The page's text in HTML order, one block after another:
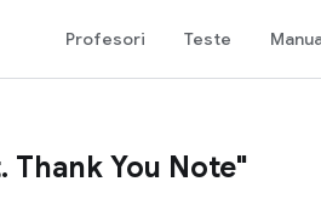
Profesori Teste
You Note"